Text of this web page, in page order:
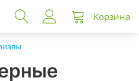
Корзина